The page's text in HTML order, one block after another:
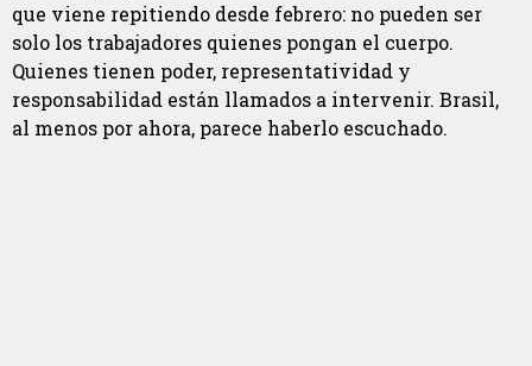
que viene repitiendo desde febrero: no pueden ser
solo los trabajadores quienes pongan el cuerpo.
Quienes tienen poder, representatividad y
responsabilidad están llamados a intervenir. Brasil,
al menos por ahora, parece haberlo escuchado.